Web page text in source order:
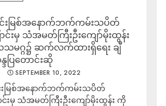
င်းမြစ်အနောက်ဘက်ကမ်းသပိတ်
င်းမှ သံအမတ်ကြီးဦးကျော်မိုးထွန်း
ဂ္ဂ၌ ဆက်လက်ထားရှိရေး ချီ
ပြတောင်းဆို
SEPTEMBER 10, 2022
းမြစ်အနောက်ဘက်ကမ်းသပိတ်
င်းမှ သံအမတ်ကြီးဦးကျော်မိုးထွန်း ကို